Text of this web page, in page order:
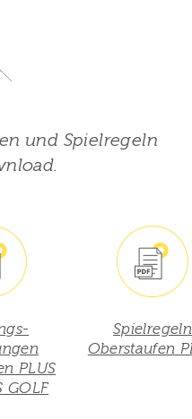
und Spielregeln
PLUS
Oberstaufen